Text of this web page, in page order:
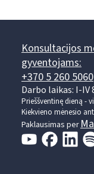
Konsultacijos
gyventojams:
+370 5 260 5060
Darbo laikas: I-IV
Prieššventinę dieną -
Kiekvieno mėnesio
Paklausimas per